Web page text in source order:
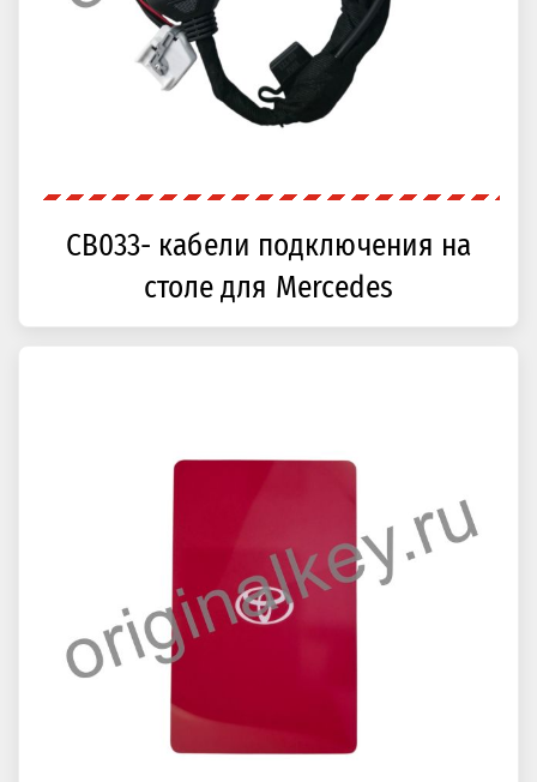
CB033- кабели подключения на
столе для Mercedes